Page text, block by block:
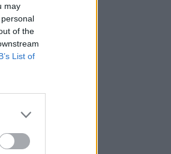
may
of the
List of